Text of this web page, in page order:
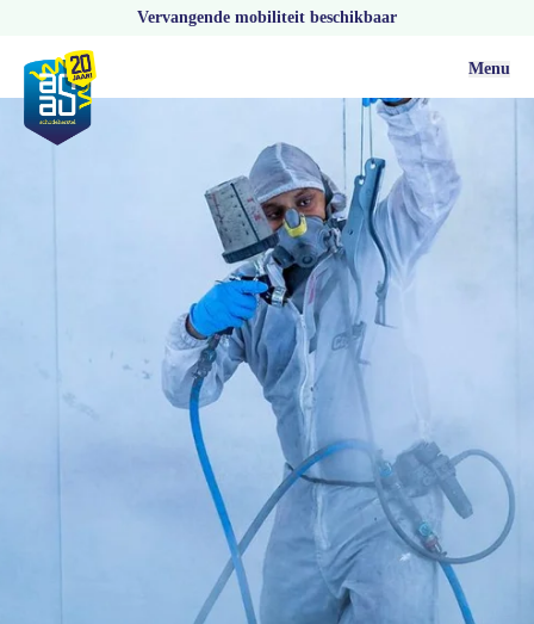
Vervangende mobiliteit beschikbaar
Menu